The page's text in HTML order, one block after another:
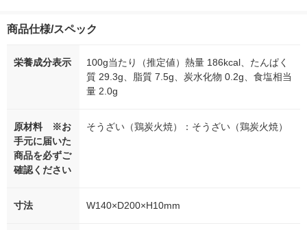
商品仕様/スペック
栄養成分表示
100g当たり（推定値）熱量 186kcal、たんぱく
質 29.3g、脂質 7.5g、炭水化物 0.2g、食塩相当
量 2.0g
原材料 ※お
手元に届いた
商品を必ずご
確認ください
そうざい（鶏炭火焼）：そうざい（鶏炭火焼）
寸法 W140×D200×H10mm